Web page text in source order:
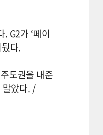
G2가 ‘페이
다.
도권을 내준
말았다. /